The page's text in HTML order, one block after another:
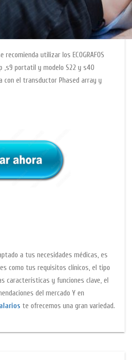
recomienda utilizar los ECOGRAFOS
,s9 portatil y modelo S22 y s40
con el transductor Phased array y
a tus necesidades médicas, es
como tus requisitos clínicos, el tipo
características y funciones clave, el
del mercado Y en
te ofrecemos una gran variedad.